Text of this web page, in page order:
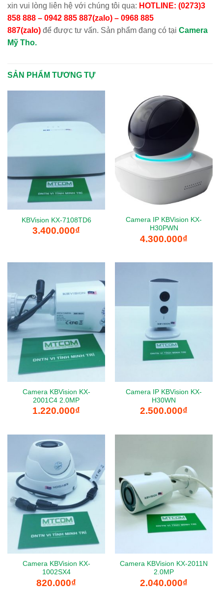
xin vui lòng liên hệ với chúng tôi qua: HOTLINE: (0273)3
858 888 – 0942 885 887(zalo) – 0968 885
887(zalo) để được tư vấn. Sản phẩm đang có tại Camera
Mỹ Tho.
SẢN PHẨM TƯƠNG TỰ
KBVision KX-7108TD6
3.400.000₫
Camera IP KBVision KX-
H30PWN
4.300.000₫
Camera KBVision KX-
2001C4 2.0MP
1.220.000₫
Camera IP KBVision KX-
H30WN
2.500.000₫
Camera KBVision KX-
1002SX4
820.000₫
Camera KBVision KX-2011N
2.0MP
2.040.000₫